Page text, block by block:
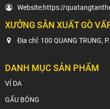
Website:https://
XƯỞNG SẢN XUẤT GÒ
Địa chỉ: 100 QUANG TRUNG,
DANH MỤC SẢN PHẨM
VÍ DA
GẤU BÔNG